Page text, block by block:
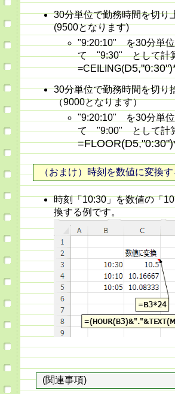
30分単位で勤務時間を切り
(9500となります)
"9:20:10" を30分単
て "9:30" として計
=CEILING(
30分単位で勤務時間を切り
（9000となり
"9:20:10" を30分単
て "9:00" として計
（おまけ）時刻を数値に変換す
時刻「10:30」を数値の「
換する例です。
(関連事項)